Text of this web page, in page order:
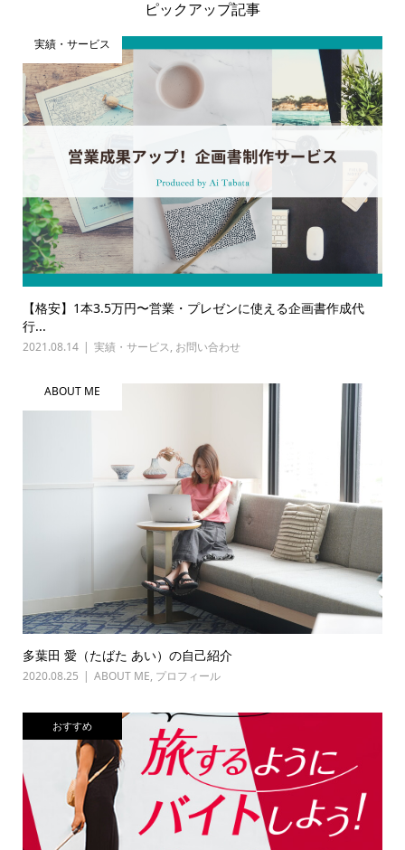
ピックアップ記事
実績・サービス
【格安】1本3.5万円〜営業・プレゼンに使える企画書作成代
行...
2021.08.14 実績・サービス, お問い合わせ
ABOUT ME
多葉田 愛（たばた あい）の自己紹介
2020.08.25 ABOUT ME, プロフィール
おすすめ